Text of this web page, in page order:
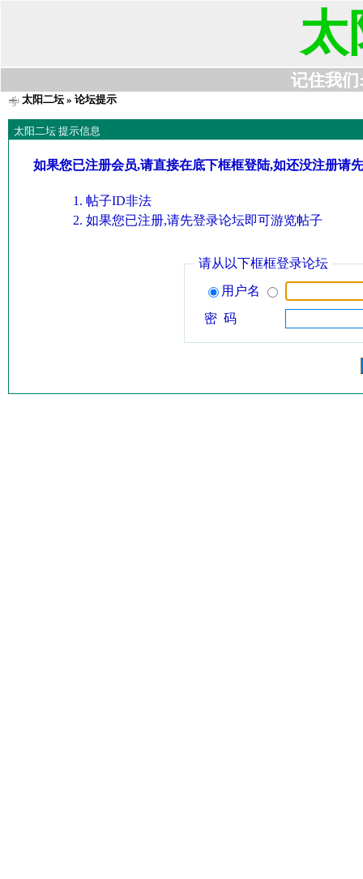
太
记住我们
太阳二坛» 论坛提示
太阳二坛 提示信息
如果您已注册会员,请直接在底下框框登陆,如还没注册请
帖子ID非法
如果您已注册,请先登录论坛即可游览帖子
请从以下框框登录论坛
用户名
密 码